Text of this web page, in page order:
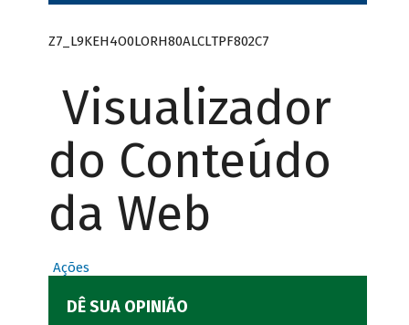
Z7_L9KEH4O0LORH80ALCLTPF802C7
Visualizador
do Conteúdo
da Web
Ações
DÊ SUA OPINIÃO